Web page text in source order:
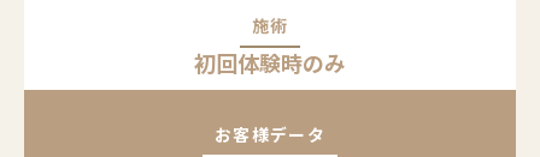
施術
初回体験時のみ
お客様データ